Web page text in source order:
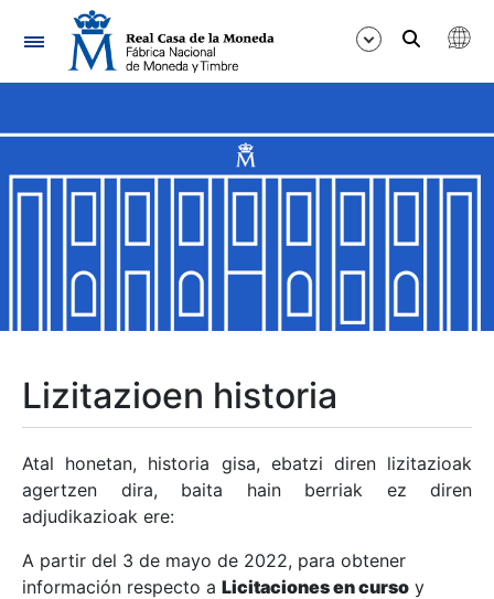
Nabigazioa
Erakutsi/Ezkutatu
Erakutsi/Ezkutatu
Erakutsi/Ezkutatu
Erakutsi/Ezkutatu
Erakutsi/Ezkutatu
Lizitazioen historia
Atal honetan, historia gisa, ebatzi diren lizitazioak
agertzen dira, baita hain berriak ez diren
adjudikazioak ere:
A partir del 3 de mayo de 2022, para obtener
información respecto a Licitaciones en curso y